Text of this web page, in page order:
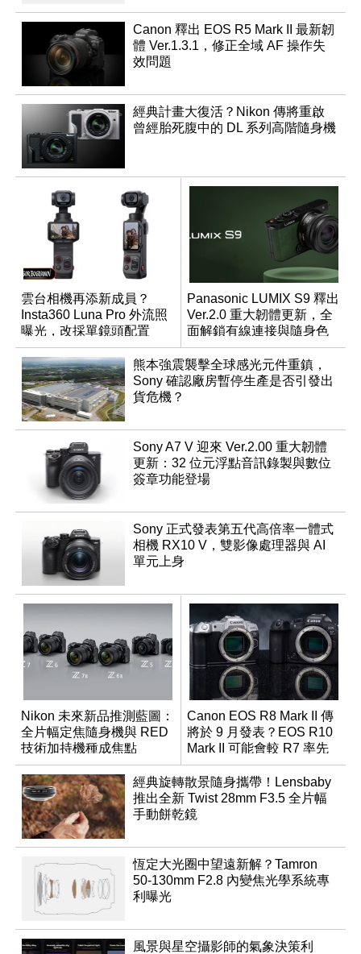
Canon 釋出 EOS R5 Mark II 最新韌
體 Ver.1.3.1，修正全域 AF 操作失
效問題
經典計畫大復活？Nikon 傳將重啟
曾經胎死腹中的 DL 系列高階隨身機
雲台相機再添新成員？
Insta360 Luna Pro 外流照
曝光，改採單鏡頭配置
Panasonic LUMIX S9 釋出
Ver.2.0 重大韌體更新，全
面解鎖有線連接與隨身色
調編輯
熊本強震襲擊全球感光元件重鎮，
Sony 確認廠房暫停生產是否引發出
貨危機？
Sony A7 V 迎來 Ver.2.00 重大韌體
更新：32 位元浮點音訊錄製與數位
簽章功能登場
Sony 正式發表第五代高倍率一體式
相機 RX10 V，雙影像處理器與 AI
單元上身
Nikon 未來新品推測藍圖：
全片幅定焦隨身機與 RED
技術加持機種成焦點
Canon EOS R8 Mark II 傳
將於 9 月發表？EOS R10
Mark II 可能會較 R7 率先
推出
經典旋轉散景隨身攜帶！Lensbaby
推出全新 Twist 28mm F3.5 全片幅
手動餅乾鏡
恆定大光圈中望遠新解？Tamron
50-130mm F2.8 內變焦光學系統專
利曝光
風景與星空攝影師的氣象決策利